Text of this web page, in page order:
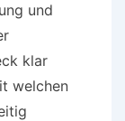
und
klar
welchen